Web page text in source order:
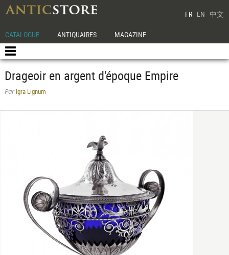
FR EN 中文
CATALOGUE ANTIQUAIRES MAGAZINE
Drageoir en argent d'époque Empire
ParIgra Lignum